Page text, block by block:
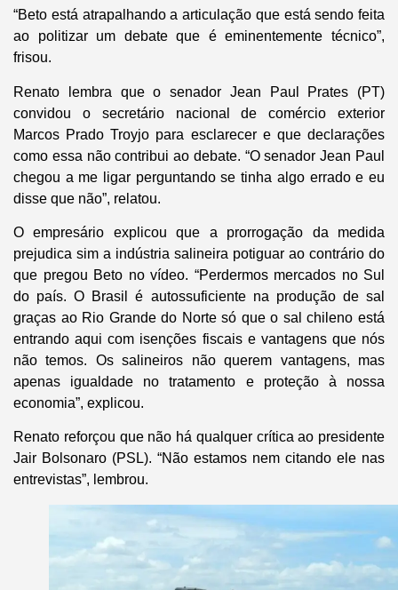
“Beto está atrapalhando a articulação que está sendo feita
ao politizar um debate que é eminentemente técnico”,
frisou.
Renato lembra que o senador Jean Paul Prates (PT)
convidou o secretário nacional de comércio exterior
Marcos Prado Troyjo para esclarecer e que declarações
como essa não contribui ao debate. “O senador Jean Paul
chegou a me ligar perguntando se tinha algo errado e eu
disse que não”, relatou.
O empresário explicou que a prorrogação da medida
prejudica sim a indústria salineira potiguar ao contrário do
que pregou Beto no vídeo. “Perdermos mercados no Sul
do país. O Brasil é autossuficiente na produção de sal
graças ao Rio Grande do Norte só que o sal chileno está
entrando aqui com isenções fiscais e vantagens que nós
não temos. Os salineiros não querem vantagens, mas
apenas igualdade no tratamento e proteção à nossa
economia”, explicou.
Renato reforçou que não há qualquer crítica ao presidente
Jair Bolsonaro (PSL). “Não estamos nem citando ele nas
entrevistas”, lembrou.